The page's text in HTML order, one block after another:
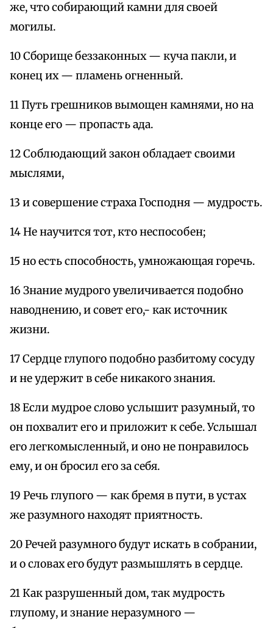
же, что собирающий камни для своей
могилы.
10 Сборище беззаконных — куча пакли, и
конец их — пламень огненный.
11 Путь грешников вымощен камнями, но на
конце его — пропасть ада.
12 Соблюдающий закон обладает своими
мыслями,
13 и совершение страха Господня — мудрость.
14 Не научится тот, кто неспособен;
15 но есть способность, умножающая горечь.
16 Знание мудрого увеличивается подобно
наводнению, и совет его,- как источник
жизни.
17 Сердце глупого подобно разбитому сосуду
и не удержит в себе никакого знания.
18 Если мудрое слово услышит разумный, то
он похвалит его и приложит к себе. Услышал
его легкомысленный, и оно не понравилось
ему, и он бросил его за себя.
19 Речь глупого — как бремя в пути, в устах
же разумного находят приятность.
20 Речей разумного будут искать в собрании,
и о словах его будут размышлять в сердце.
21 Как разрушенный дом, так мудрость
глупому, и знание неразумного —